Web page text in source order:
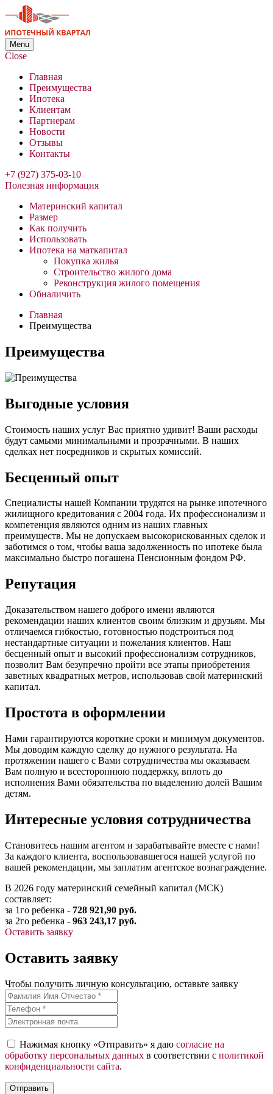
Menu
Close
Главная
Преимущества
Ипотека
Клиентам
Партнерам
Новости
Отзывы
Контакты
+7 (927) 375-03-10
Полезная информация
Материнский капитал
Размер
Как получить
Использовать
Ипотека на маткапитал
Покупка жилья
Строительство жилого дома
Реконструкция жилого помещения
Обналичить
Главная
Преимущества
Преимущества
Выгодные условия
Стоимость наших услуг Вас приятно удивит! Ваши расходы
будут самыми минимальными и прозрачными. В наших
сделках нет посредников и скрытых комиссий.
Бесценный опыт
Специалисты нашей Компании трудятся на рынке ипотечного
жилищного кредитования с 2004 года. Их профессионализм и
компетенция являются одним из наших главных
преимуществ. Мы не допускаем высокорискованных сделок и
заботимся о том, чтобы ваша задолженность по ипотеке была
максимально быстро погашена Пенсионным фондом РФ.
Репутация
Доказательством нашего доброго имени являются
рекомендации наших клиентов своим близким и друзьям. Мы
отличаемся гибкостью, готовностью подстроиться под
нестандартные ситуации и пожелания клиентов. Наш
бесценный опыт и высокий профессионализм сотрудников,
позволит Вам безупречно пройти все этапы приобретения
заветных квадратных метров, использовав свой материнский
капитал.
Простота в оформлении
Нами гарантируются короткие сроки и минимум документов.
Мы доводим каждую сделку до нужного результата. На
протяжении нашего с Вами сотрудничества мы оказываем
Вам полную и всестороннюю поддержку, вплоть до
исполнения Вами обязательства по выделению долей Вашим
детям.
Интересные условия сотрудничества
Становитесь нашим агентом и зарабатывайте вместе с нами!
За каждого клиента, воспользовавшегося нашей услугой по
вашей рекомендации, мы заплатим агентское вознаграждение.
В 2026 году материнский семейный капитал (МСК)
составляет:
за 1го ребенка - 728 921,90 руб.
за 2го ребенка - 963 243,17 руб.
Оставить заявку
Оставить заявку
Чтобы получить личную консультацию, оставьте заявку
Нажимая кнопку «Отправить» я даю согласие на
обработку персональных данных в соответствии с политикой
конфиденциальности сайта.
Отправить